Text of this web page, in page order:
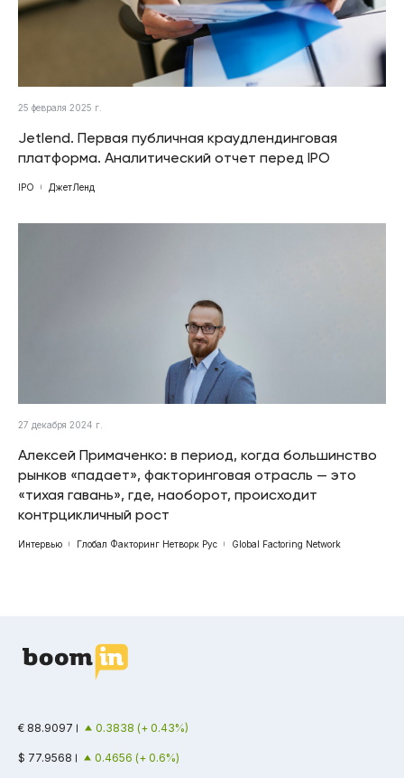
25 февраля 2025 г.
Jetlend. Первая публичная краудлендинговая
платформа. Аналитический отчет перед IPO
IPO ДжетЛенд
27 декабря 2024 г.
Алексей Примаченко: в период, когда большинство
рынков «падает», факторинговая отрасль — это
«тихая гавань», где, наоборот, происходит
контрцикличный рост
Интервью Глобал Факторинг Нетворк Рус Global Factoring Network
€ 88.9097 0.3838 (+ 0.43%)
$ 77.9568 0.4656 (+ 0.6%)